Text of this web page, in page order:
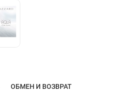
ОБМЕН И ВОЗВРАТ